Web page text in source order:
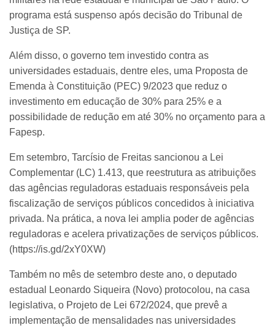
programa está suspenso após decisão do Tribunal de
Justiça de SP.
Além disso, o governo tem investido contra as
universidades estaduais, dentre eles, uma Proposta de
Emenda à Constituição (PEC) 9/2023 que reduz o
investimento em educação de 30% para 25% e a
possibilidade de redução em até 30% no orçamento para a
Fapesp.
Em setembro, Tarcísio de Freitas sancionou a Lei
Complementar (LC) 1.413, que reestrutura as atribuições
das agências reguladoras estaduais responsáveis pela
fiscalização de serviços públicos concedidos à iniciativa
privada. Na prática, a nova lei amplia poder de agências
reguladoras e acelera privatizações de serviços públicos.
(https://is.gd/2xY0XW)
Também no mês de setembro deste ano, o deputado
estadual Leonardo Siqueira (Novo) protocolou, na casa
legislativa, o Projeto de Lei 672/2024, que prevê a
implementação de mensalidades nas universidades